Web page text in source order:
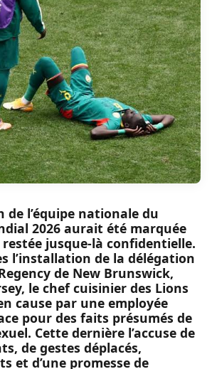
l’équipe nationale du
2026 aurait été marquée
jusque-là confidentielle.
l’installation de la délégation
de New Brunswick,
le chef cuisinier des Lions
cause par une employée
pour des faits présumés de
Cette dernière l’accuse de
de gestes déplacés,
et d’une promesse de